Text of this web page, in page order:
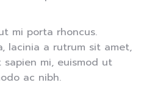
mi porta rhoncus.
lacinia a rutrum sit amet,
sapien mi, euismod ut
ac nibh.